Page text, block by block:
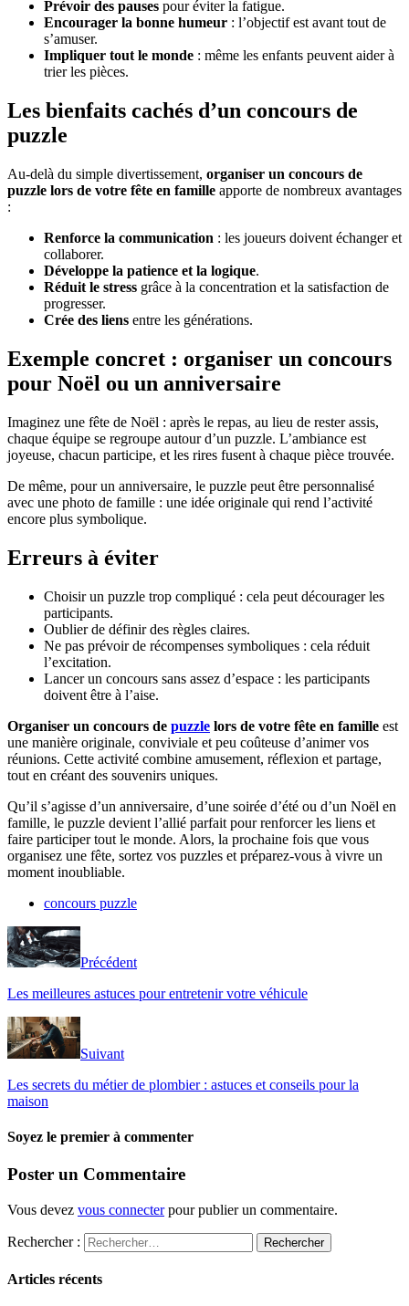
Prévoir des pauses pour éviter la fatigue.
Encourager la bonne humeur : l’objectif est avant tout de
s’amuser.
Impliquer tout le monde : même les enfants peuvent aider à
trier les pièces.
Les bienfaits cachés d’un concours de
puzzle
Au-delà du simple divertissement, organiser un concours de
puzzle lors de votre fête en famille apporte de nombreux avantages
:
Renforce la communication : les joueurs doivent échanger et
collaborer.
Développe la patience et la logique.
Réduit le stress grâce à la concentration et la satisfaction de
progresser.
Crée des liens entre les générations.
Exemple concret : organiser un concours
pour Noël ou un anniversaire
Imaginez une fête de Noël : après le repas, au lieu de rester assis,
chaque équipe se regroupe autour d’un puzzle. L’ambiance est
joyeuse, chacun participe, et les rires fusent à chaque pièce trouvée.
De même, pour un anniversaire, le puzzle peut être personnalisé
avec une photo de famille : une idée originale qui rend l’activité
encore plus symbolique.
Erreurs à éviter
Choisir un puzzle trop compliqué : cela peut décourager les
participants.
Oublier de définir des règles claires.
Ne pas prévoir de récompenses symboliques : cela réduit
l’excitation.
Lancer un concours sans assez d’espace : les participants
doivent être à l’aise.
Organiser un concours de puzzle lors de votre fête en famille est
une manière originale, conviviale et peu coûteuse d’animer vos
réunions. Cette activité combine amusement, réflexion et partage,
tout en créant des souvenirs uniques.
Qu’il s’agisse d’un anniversaire, d’une soirée d’été ou d’un Noël en
famille, le puzzle devient l’allié parfait pour renforcer les liens et
faire participer tout le monde. Alors, la prochaine fois que vous
organisez une fête, sortez vos puzzles et préparez-vous à vivre un
moment inoubliable.
concours puzzle
Précédent
Les meilleures astuces pour entretenir votre véhicule
Suivant
Les secrets du métier de plombier : astuces et conseils pour la
maison
Soyez le premier à commenter
Poster un Commentaire
Vous devez vous connecterpour publier un commentaire.
Rechercher :
Articles récents